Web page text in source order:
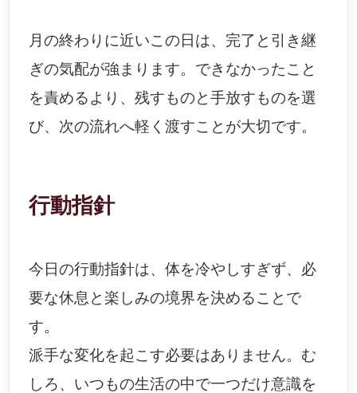
月の終わりに近いこの日は、完了と引き継
ぎの気配が強まります。できなかったこと
を責めるより、残すものと手放すものを選
び、次の流れへ軽く渡すことが大切です。
行動指針
今日の行動指針は、体を冷やしすぎず、必
要な休息と楽しみの境界を決めることで
す。
派手な変化を起こす必要はありません。む
しろ、いつもの生活の中で一つだけ意識を